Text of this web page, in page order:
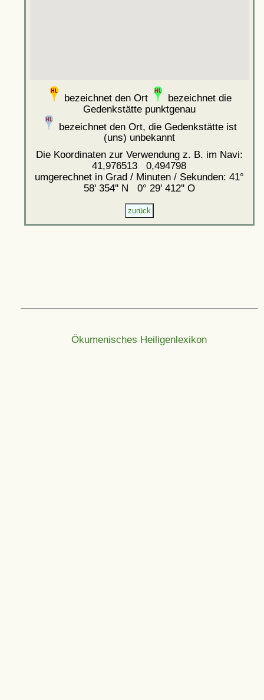
bezeichnet den Ort
bezeichnet die
Gedenkstätte punktgenau
bezeichnet den Ort, die Gedenkstätte ist
(uns) unbekannt
Die Koordinaten zur Verwendung z. B. im Navi:
41,976513 0,494798
umgerechnet in Grad / Minuten / Sekunden: 41°
58' 354'' N 0° 29' 412'' O
Ökumenisches Heiligenlexikon